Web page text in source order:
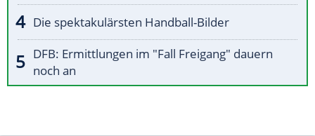
Die spektakulärsten Handball-Bilder
DFB: Ermittlungen im "Fall Freigang" dauern
noch an